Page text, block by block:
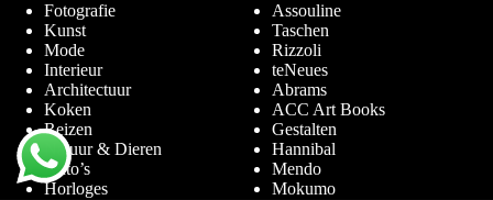
Fotografie
Kunst
Mode
Interieur
Architectuur
Koken
Reizen
Natuur & Dieren
Auto’s
Horloges
Assouline
Taschen
Rizzoli
teNeues
Abrams
ACC Art Books
Gestalten
Hannibal
Mendo
Mokumo